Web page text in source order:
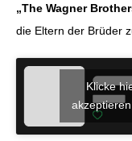
„The Wagner
die Eltern der Brüder
Klicke